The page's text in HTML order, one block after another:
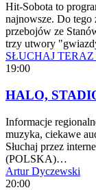
Hit-Sobota to
najnowsze. Do
przebojów ze
trzy utwory
SŁUCHAJ TERAZ
19:00
HALO,
Informacje
muzyka, ciekawe
Słuchaj przez
(POLSKA)…
Artur Dyczewski
20:00